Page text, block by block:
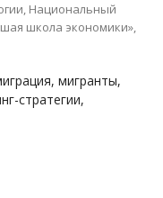
Национальный
школа экономики»,
мигранты,
стратегии,